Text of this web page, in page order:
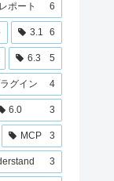
レポート 6
3.1 6
6.3 5
グイン 4
6.0 3
MCP 3
3